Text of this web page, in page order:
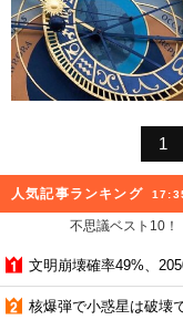
1
人気記事ランキング
不思議ベスト10！
文明崩壊確率49%、
核爆弾で小惑星は破壊